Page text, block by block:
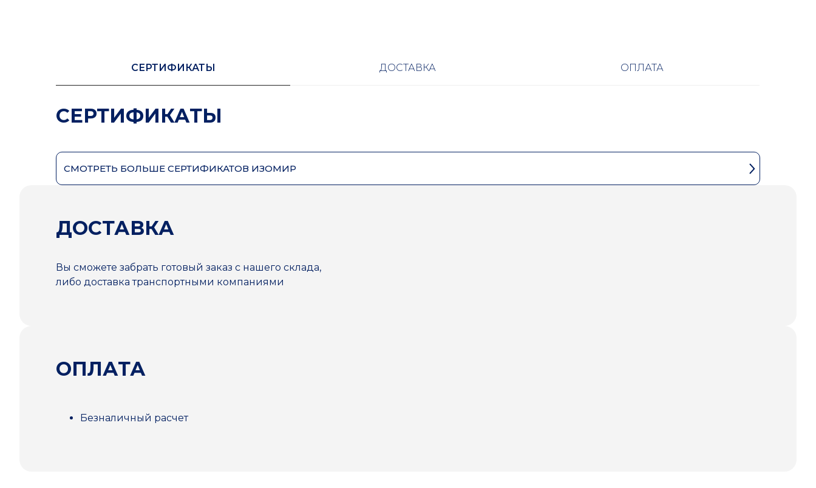
СЕРТИФИКАТЫ ДОСТАВКА ОПЛАТА
СЕРТИФИКАТЫ
СМОТРЕТЬ БОЛЬШЕ СЕРТИФИКАТОВ ИЗОМИР
ДОСТАВКА
Вы сможете забрать готовый заказ с нашего склада,
либо доставка транспортными компаниями
ОПЛАТА
Безналичный расчет